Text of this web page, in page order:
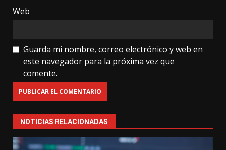
Web
Guarda mi nombre, correo electrónico y web en
este navegador para la próxima vez que
comente.
NOTICIAS RELACIONADAS